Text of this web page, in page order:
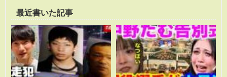
最近書いた記事